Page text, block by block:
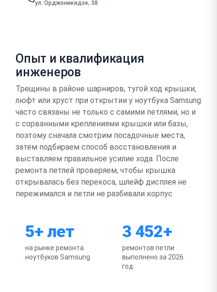
ул. Орджоникидзе, 38
Опыт и квалификация
инженеров
Трещины в районе шарниров, тугой ход крышки,
люфт или хруст при открытии у ноутбука Samsung
часто связаны не только с самими петлями, но и
с сорванными креплениями крышки или базы,
поэтому сначала смотрим посадочные места,
затем подбираем способ восстановления и
выставляем правильное усилие хода. После
ремонта петлей проверяем, чтобы крышка
открывалась без перекоса, шлейф дисплея не
пережимался и петли не разбивали корпус
5+ лет
на рынке ремонта
ноутбуков Samsung
3 452+
ремонтов петли
выполнено за 2026
год